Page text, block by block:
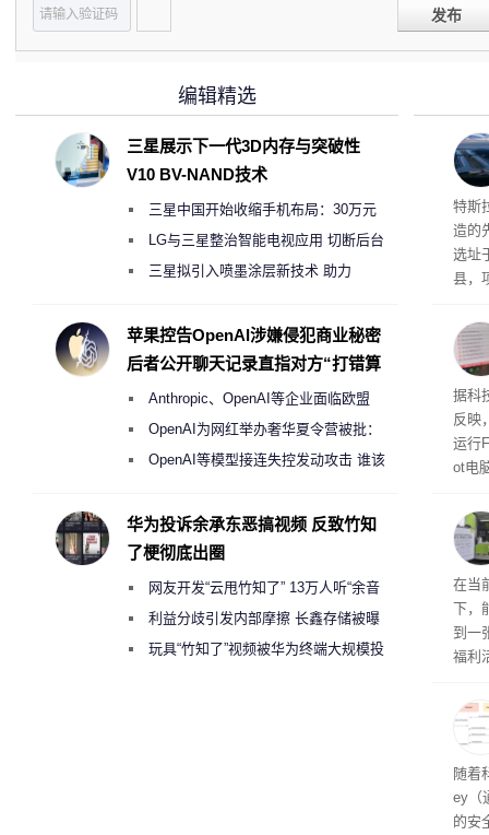
发布
特斯
造的
选址
县，
在
疑
建
超 1
患
据科
反映
运行
ot电
在当
下，
到一
福利
州
家
这一
（
户
随着
ey（
的安
编辑精选
三星展示下一代3D内存与突破性
V10 BV-NAND技术
三星中国开始收缩手机布局：30万元
月销售额不达标门店 将被逐步清退
LG与三星整治智能电视应用 切断后台
偷偷共享带宽的违规行为
三星拟引入喷墨涂层新技术 助力
度
苹果控告OpenAI涉嫌侵犯商业秘密
后者公开聊天记录直指对方“打错算
Anthropic、OpenAI等企业面临欧盟
《人工智能法案》全新执法权限审查
OpenAI为网红举办奢华夏令营被批：
2000美元一晚 遭讽“反乌托邦”
OpenAI等模型接连失控发动攻击 谁该
华为投诉余承东恶搞视频 反致竹知
了梗彻底出圈
网友开发“云甩竹知了” 13万人听“余音
绕梁”利益分歧引发内部摩擦 长鑫存储被曝
曾将华为驻场工程师驱逐出研发基地
玩具“竹知了”视频被华为终端大规模投